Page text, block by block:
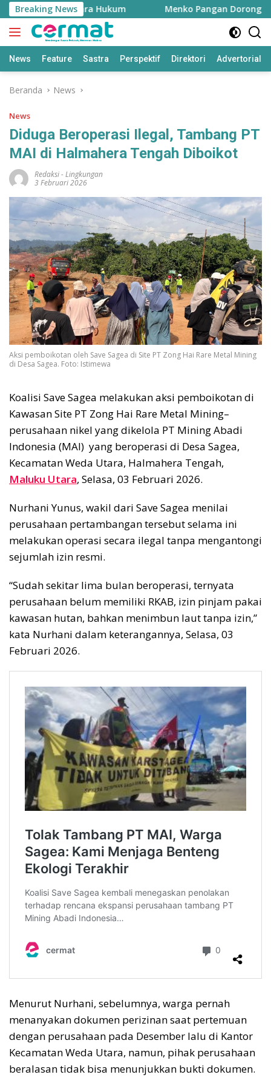
Langsung
ke
konten
Breaking News
dalam Negara Hukum Menko Pangan Dorong
News Feature Sastra Perspektif Direktori Advertorial
Beranda News
News
Diduga Beroperasi Ilegal, Tambang PT
MAI di Halmahera Tengah Diboikot
Redaksi-Lingkungan
3 Februari 2026
Aksi pemboikotan oleh Save Sagea di Site PT Zong Hai Rare Metal Mining
di Desa Sagea. Foto: Istimewa
Koalisi Save Sagea melakukan aksi pemboikotan di
Kawasan Site PT Zong Hai Rare Metal Mining–
perusahaan nikel yang dikelola PT Mining Abadi
Indonesia (MAI) yang beroperasi di Desa Sagea,
Kecamatan Weda Utara, Halmahera Tengah,
Maluku Utara, Selasa, 03 Februari 2026.
Nurhani Yunus, wakil dari Save Sagea menilai
perusahaan pertambangan tersebut selama ini
melakukan operasi secara ilegal tanpa mengantongi
sejumlah izin resmi.
“Sudah sekitar lima bulan beroperasi, ternyata
perusahaan belum memiliki RKAB, izin pinjam pakai
kawasan hutan, bahkan menimbun laut tanpa izin,”
kata Nurhani dalam keterangannya, Selasa, 03
Februari 2026.
Menurut Nurhani, sebelumnya, warga pernah
menanyakan dokumen perizinan saat pertemuan
dengan perusahaan pada Desember lalu di Kantor
Kecamatan Weda Utara, namun, pihak perusahaan
beralasan tidak bisa menunjukkan bukti dokumen.